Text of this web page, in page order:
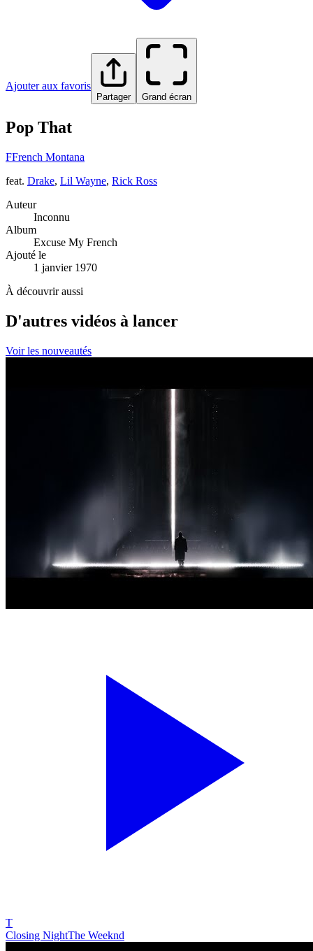
Ajouter aux favoris
Partager Grand écran
Pop That
FFrench Montana
feat. Drake, Lil Wayne, Rick Ross
Auteur
Inconnu
Album
Excuse My French
Ajouté le
1 janvier 1970
À découvrir aussi
D'autres vidéos à lancer
Voir les nouveautés
T
Closing NightThe Weeknd